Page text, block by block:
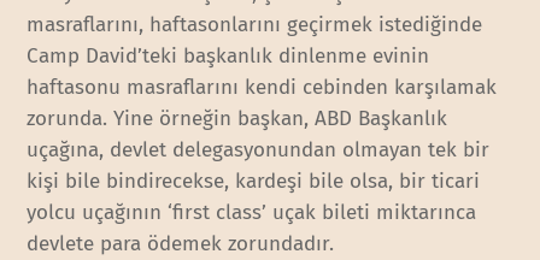
masraflarını, haftasonlarını geçirmek istediğinde
Camp David’teki başkanlık dinlenme evinin
haftasonu masraflarını kendi cebinden karşılamak
zorunda. Yine örneğin başkan, ABD Başkanlık
uçağına, devlet delegasyonundan olmayan tek bir
kişi bile bindirecekse, kardeşi bile olsa, bir ticari
yolcu uçağının ‘first class’ uçak bileti miktarınca
devlete para ödemek zorundadır.